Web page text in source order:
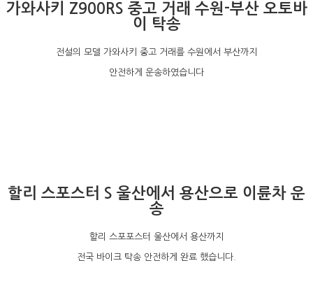
가와사키 Z900RS 중고 거래 수원-부산 오토바
이 탁송
전설의 모델 가와사키 중고 거래를 수원에서 부산까지
안전하게 운송하였습니다
할리 스포스터 S 울산에서 용산으로 이륜차 운
송
할리 스포포스터 울산에서 용산까지
전국 바이크 탁송 안전하게 완료 했습니다.